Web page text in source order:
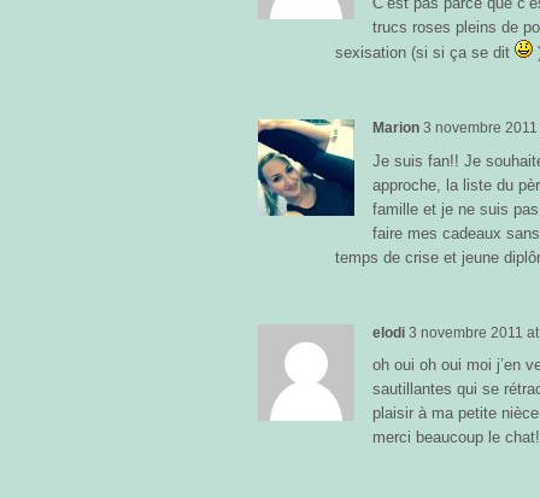
trucs roses pleins de
sexisation (si si ça se dit
Marion 3 novembre 2011
Je suis fan!! Je
approche, la liste du
famille et je ne suis
faire mes cadeaux
temps de crise et jeune
elodi 3 novembre 2011
oh oui oh oui moi j’en
sautillantes qui se
plaisir à ma petite
merci beaucoup le chat!